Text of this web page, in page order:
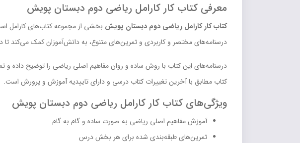
معرفی کتاب کار کارامل ریاضی دوم دبستان پویش
کتاب کار کارامل ریاضی دوم دبستان پویش بخشی از مجموعه کتاب‌های کارامل
درسنامه‌های مختصر و کاربردی و تمرین‌های متنوع، به دانش‌آموزان کمک می‌کند
درسنامه‌های این کتاب با روش ساده و روان مفاهیم اصلی ریاضی را توضیح داده و
کتاب مطابق با آخرین تغییرات کتاب درسی و دارای تاییدیه آموزش و پرورش است.
ویژگی‌های کتاب کار کارامل ریاضی دوم دبستان پویش
آموزش مفاهیم اصلی ریاضی به صورت ساده و گام به گام
تمرین‌های طبقه‌بندی شده برای هر بخش درس